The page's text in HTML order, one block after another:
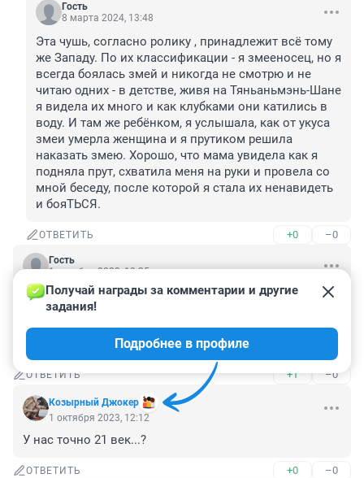
Гость
8 марта 2024, 13:48
Эта чушь, согласно ролику , принадлежит всё тому
же Западу. По их классификации - я змееносец, но я
всегда боялась змей и никогда не смотрю и не
читаю одних - в детстве, живя на Тяньаньмэнь-Шане
я видела их много и как клубками они катились в
воду. И там же ребёнком, я услышала, как от укуса
змеи умерла женщина и я прутиком решила
наказать змею. Хорошо, что мама увидела как я
подняла прут, схватила меня на руки и провела со
мной беседу, после которой я стала их ненавидеть
и бояТЬСЯ.
ОТВЕТИТЬ +0 –0
Гость
1 октября 2023, 13:25
За утверждение что астрология это чушь
проголосовали всего 25%....мдя... Остальные видимо
во все это вполне верят. Впрочем по количеству
неадекватов здесь это неудивительно.
ОТВЕТИТЬ +1 –0
Козырный Джокер
Получай награды за комментарии и другие
задания!
Подробнее в профиле
1 октября 2023, 12:12
У нас точно 21 век...?
ОТВЕТИТЬ +0 –0